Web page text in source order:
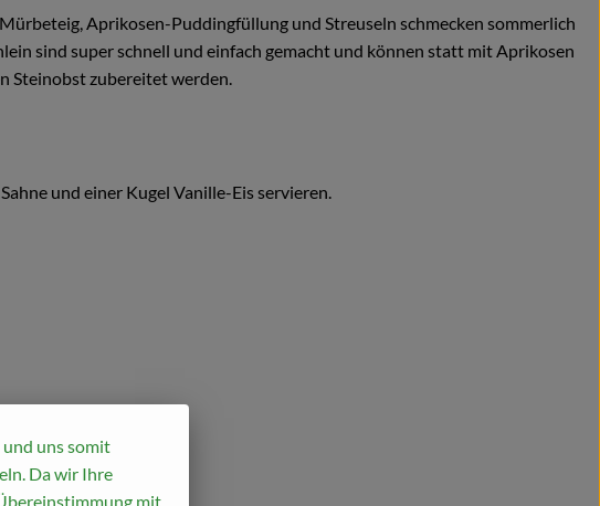
Aprikosen-Puddingfüllung und Streuseln schmecken sommerlich
sind super schnell und einfach gemacht und können statt mit Aprikosen
Steinobst zubereitet werden.
und einer Kugel Vanille-Eis servieren.
und uns somit
Da wir Ihre
mit